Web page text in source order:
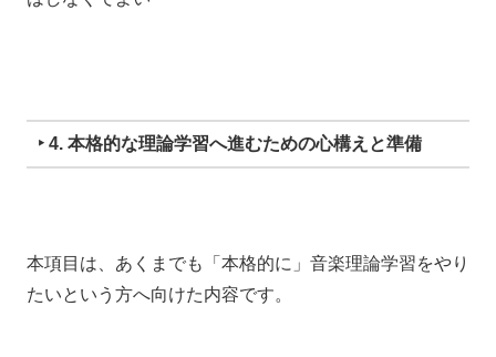
‣ 4. 本格的な理論学習へ進むための心構えと準備
本項目は、あくまでも「本格的に」音楽理論学習をやり
たいという方へ向けた内容です。